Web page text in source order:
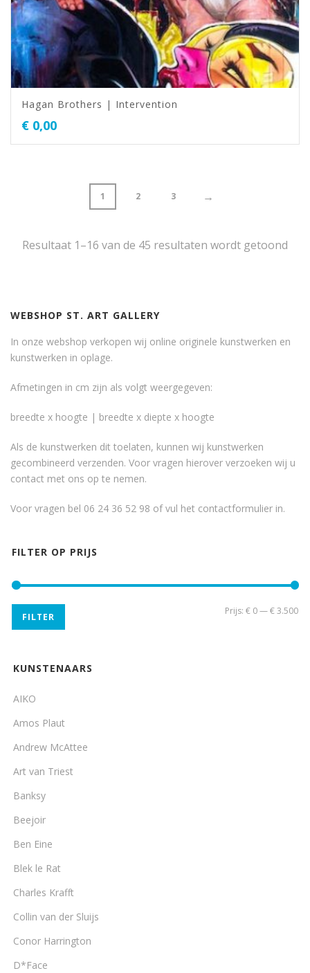
Hagan Brothers | Intervention
€ 0,00
1 2 3 →
Resultaat 1–16 van de 45 resultaten wordt getoond
WEBSHOP ST. ART GALLERY
In onze webshop verkopen wij online originele kunstwerken en
kunstwerken in oplage.
Afmetingen in cm zijn als volgt weergegeven:
breedte x hoogte | breedte x diepte x hoogte
Als de kunstwerken dit toelaten, kunnen wij kunstwerken
gecombineerd verzenden. Voor vragen hierover verzoeken wij u
contact met ons op te nemen.
Voor vragen bel 06 24 36 52 98 of vul het contactformulier in.
FILTER OP PRIJS
FILTER
Prijs: € 0—€ 3.500
KUNSTENAARS
AIKO
Amos Plaut
Andrew McAttee
Art van Triest
Banksy
Beejoir
Ben Eine
Blek le Rat
Charles Krafft
Collin van der Sluijs
Conor Harrington
D*Face